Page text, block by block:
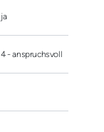
ja
4 - anspruchsvoll